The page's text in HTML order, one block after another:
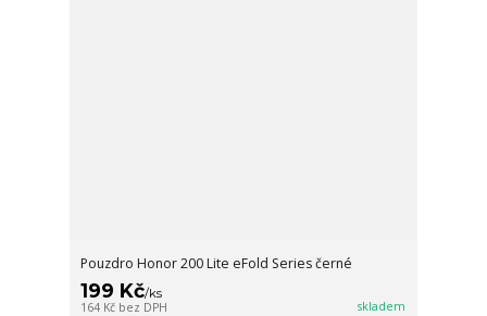
Pouzdro Honor 200 Lite eFold Series černé
199 Kč/ks
164 Kč bez DPH skladem